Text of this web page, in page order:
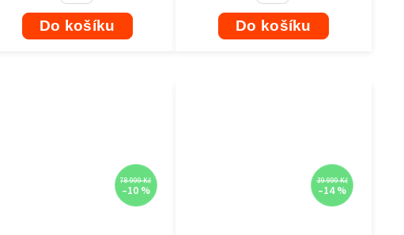
Do košíku Do košíku
78 999 Kč
–10 %
39 999 Kč
–14 %